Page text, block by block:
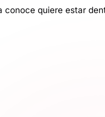
quiere estar